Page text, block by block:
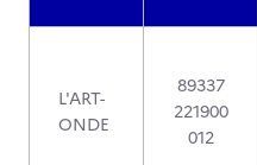
L'ART-
ONDE
89337
221900
012